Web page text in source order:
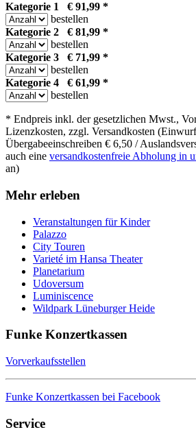
Kategorie 1 € 91,99 *
bestellen
Kategorie 2 € 81,99 *
bestellen
Kategorie 3 € 71,99 *
bestellen
Kategorie 4 € 61,99 *
bestellen
* Endpreis inkl. der gesetzlichen Mwst.,
Lizenzkosten, zzgl. Versandkosten
Übergabeeinschreiben € 6,50 /
auch eine versandkostenfreie Abholung in
an)
Mehr erleben
Veranstaltungen für Kinder
Palazzo
City Touren
Varieté im Hansa Theater
Planetarium
Udoversum
Luminiscence
Wildpark Lüneburger Heide
Funke Konzertkassen
Vorverkaufsstellen
Funke Konzertkassen bei Facebook
Service